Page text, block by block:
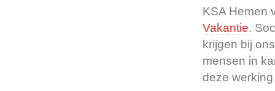
KSA Hemen
Vakantie.
krijgen bij
mensen in
deze